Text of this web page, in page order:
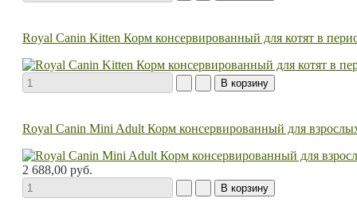
Royal Canin Kitten Корм консервированный для котят в
Royal Canin Mini Adult Корм консервированный для
2 688,00 руб.